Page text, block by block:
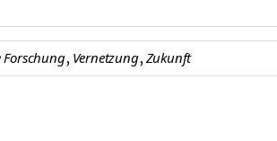
Forschung, Vernetzung, Zukunft